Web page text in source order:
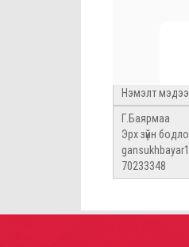
Нэмэлт
Г.Баярмаа
Эрх зүйн
70233348